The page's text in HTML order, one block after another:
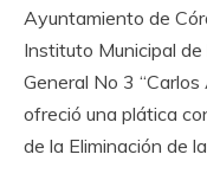
Ayuntamiento de
Instituto Municipal de
General No 3
ofreció una plática
de la Eliminación de